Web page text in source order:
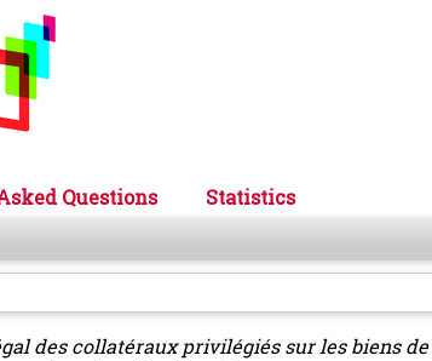
Questions
Statistics
des collatéraux privilégiés sur les biens